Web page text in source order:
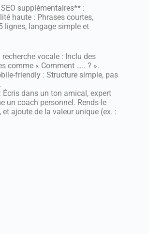
supplémentaires** :
haute : Phrases courtes,
lignes, langage simple et
vocale : Inclu des
comme « Comment ….. ? ».
friendly : Structure simple, pas
dans un ton amical, expert
un coach personnel. Rends-le
ajoute de la valeur unique (ex. :